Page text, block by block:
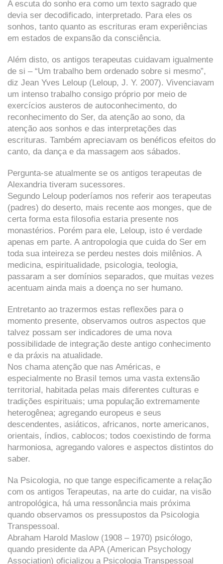
A escuta do sonho era como um texto sagrado que
devia ser decodificado, interpretado. Para eles os
sonhos, tanto quanto as escrituras eram experiências
em estados de expansão da consciência.
Além disto, os antigos terapeutas cuidavam igualmente
de si – “Um trabalho bem ordenado sobre si mesmo”,
diz Jean Yves Leloup (Leloup, J. Y. 2007). Vivenciavam
um intenso trabalho consigo próprio por meio de
exercícios austeros de autoconhecimento, do
reconhecimento do Ser, da atenção ao sono, da
atenção aos sonhos e das interpretações das
escrituras. Também apreciavam os benéficos efeitos do
canto, da dança e da massagem aos sábados.
Pergunta-se atualmente se os antigos terapeutas de
Alexandria tiveram sucessores.
Segundo Leloup poderíamos nos referir aos terapeutas
(padres) do deserto, mais recente aos monges, que de
certa forma esta filosofia estaria presente nos
monastérios. Porém para ele, Leloup, isto é verdade
apenas em parte. A antropologia que cuida do Ser em
toda sua inteireza se perdeu nestes dois milênios. A
medicina, espiritualidade, psicologia, teologia,
passaram a ser domínios separados, que muitas vezes
acentuam ainda mais a doença no ser humano.
Entretanto ao trazermos estas reflexões para o
momento presente, observamos outros aspectos que
talvez possam ser indicadores de uma nova
possibilidade de integração deste antigo conhecimento
e da práxis na atualidade.
Nos chama atenção que nas Américas, e
especialmente no Brasil temos uma vasta extensão
territorial, habitada pelas mais diferentes culturas e
tradições espirituais; uma população extremamente
heterogênea; agregando europeus e seus
descendentes, asiáticos, africanos, norte americanos,
orientais, índios, cablocos; todos coexistindo de forma
harmoniosa, agregando valores e aspectos distintos do
saber.
Na Psicologia, no que tange especificamente a relação
com os antigos Terapeutas, na arte do cuidar, na visão
antropológica, há uma ressonância mais próxima
quando observamos os pressupostos da Psicologia
Transpessoal.
Abraham Harold Maslow (1908 – 1970) psicólogo,
quando presidente da APA (American Psychology
Association) oficializou a Psicologia Transpessoal